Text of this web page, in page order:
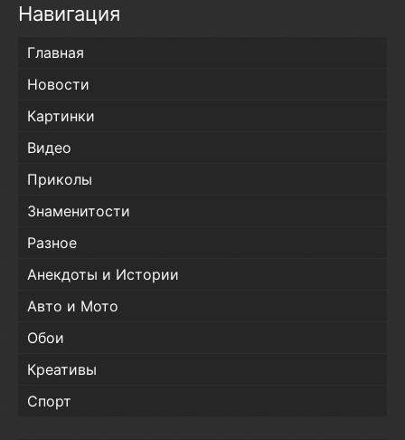
Навигация
Главная
Новости
Картинки
Видео
Приколы
Знаменитости
Разное
Анекдоты и Истории
Авто и Мото
Обои
Креативы
Спорт